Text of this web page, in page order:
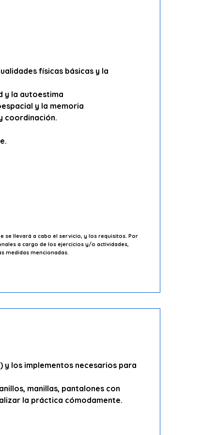
físicas básicas y la
y la autoestima
y la memoria
coordinación.
se llevará a cabo el servicio, y los requisitos. Por
a cargo de los ejercicios y/o actividades,
medidas mencionadas.
los implementos necesarios para
manillas, pantalones con
la práctica cómodamente.